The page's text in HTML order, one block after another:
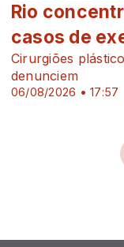
06/08/2026 • 17:57
Rio
casos de
Cirurgiões
denunciem